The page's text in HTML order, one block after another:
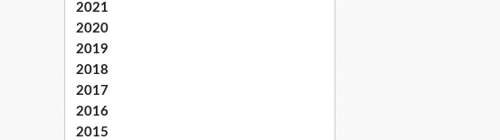
2021
2020
2019
2018
2017
2016
2015